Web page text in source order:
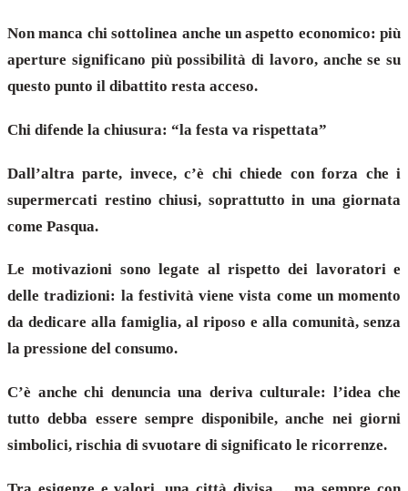
Non manca chi sottolinea anche un aspetto economico: più
aperture significano più possibilità di lavoro, anche se su
questo punto il dibattito resta acceso.
Chi difende la chiusura: “la festa va rispettata”
Dall’altra parte, invece, c’è chi chiede con forza che i
supermercati restino chiusi, soprattutto in una giornata
come Pasqua.
Le motivazioni sono legate al rispetto dei lavoratori e
delle tradizioni: la festività viene vista come un momento
da dedicare alla famiglia, al riposo e alla comunità, senza
la pressione del consumo.
C’è anche chi denuncia una deriva culturale: l’idea che
tutto debba essere sempre disponibile, anche nei giorni
simbolici, rischia di svuotare di significato le ricorrenze.